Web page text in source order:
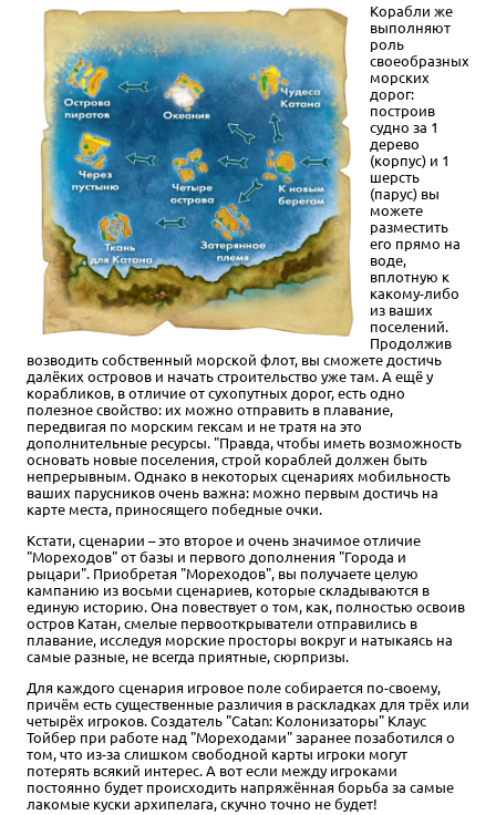
Корабли же
выполняют
роль
своеобразных
морских
дорог:
построив
судно за 1
дерево
(корпус) и 1
шерсть
(парус) вы
можете
разместить
его прямо на
воде,
вплотную к
какому-либо
из ваших
поселений.
Продолжив
возводить собственный морской флот, вы сможете достичь
далёких островов и начать строительство уже там. А ещё у
корабликов, в отличие от сухопутных дорог, есть одно
полезное свойство: их можно отправить в плавание,
передвигая по морским гексам и не тратя на это
дополнительные ресурсы. "Правда, чтобы иметь возможность
основать новые поселения, строй кораблей должен быть
непрерывным. Однако в некоторых сценариях мобильность
ваших парусников очень важна: можно первым достичь на
карте места, приносящего победные очки.
Кстати, сценарии – это второе и очень значимое отличие
"Мореходов" от базы и первого дополнения "Города и
рыцари". Приобретая "Мореходов", вы получаете целую
кампанию из восьми сценариев, которые складываются в
единую историю. Она повествует о том, как, полностью освоив
остров Катан, смелые первооткрыватели отправились в
плавание, исследуя морские просторы вокруг и натыкаясь на
самые разные, не всегда приятные, сюрпризы.
Для каждого сценария игровое поле собирается по-своему,
причём есть существенные различия в раскладках для трёх или
четырёх игроков. Создатель "Catan: Колонизаторы" Клаус
Тойбер при работе над "Мореходами" заранее позаботился о
том, что из-за слишком свободной карты игроки могут
потерять всякий интерес. А вот если между игроками
постоянно будет происходить напряжённая борьба за самые
лакомые куски архипелага, скучно точно не будет!